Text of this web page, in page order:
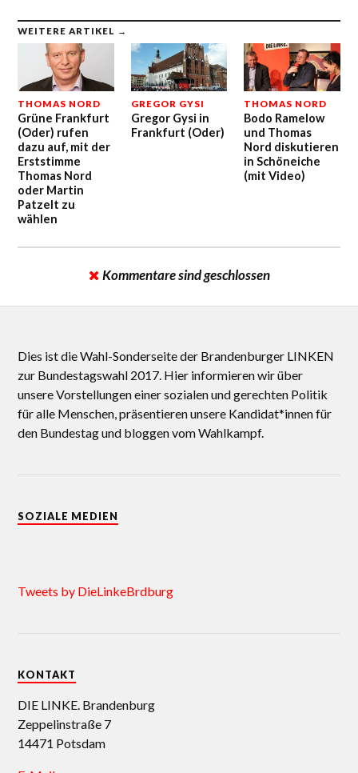
WEITERE ARTIKEL →
THOMAS NORD
Grüne Frankfurt
(Oder) rufen
dazu auf, mit der
Erststimme
Thomas Nord
oder Martin
Patzelt zu
wählen
GREGOR GYSI
Gregor Gysi in
Frankfurt (Oder)
THOMAS NORD
Bodo Ramelow
und Thomas
Nord diskutieren
in Schöneiche
(mit Video)
Kommentare sind geschlossen
Dies ist die Wahl-Sonderseite der Brandenburger LINKEN
zur Bundestagswahl 2017. Hier informieren wir über
unsere Vorstellungen einer sozialen und gerechten Politik
für alle Menschen, präsentieren unsere Kandidat*innen für
den Bundestag und bloggen vom Wahlkampf.
SOZIALE MEDIEN
Tweets by DieLinkeBrdburg
KONTAKT
DIE LINKE. Brandenburg
Zeppelinstraße 7
14471 Potsdam